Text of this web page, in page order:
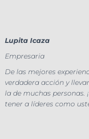
Lupita Icaza
Empresaria
De las mejores
verdadera acción y
la de muchas personas.
tener a líderes como